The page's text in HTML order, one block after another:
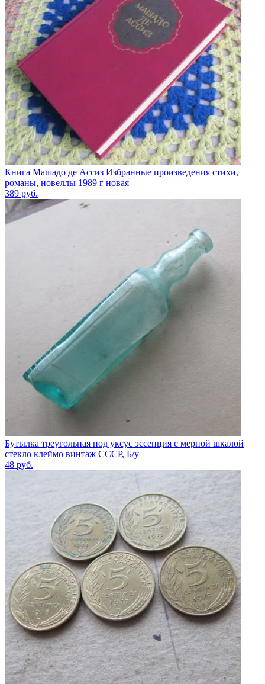
Книга Машадо де Ассиз Избранные произведения стихи,
романы, новеллы 1989 г новая
389 руб.
Бутылка треугольная под уксус эссенция с мерной шкалой
стекло клеймо винтаж СССР, Б/у
48 руб.